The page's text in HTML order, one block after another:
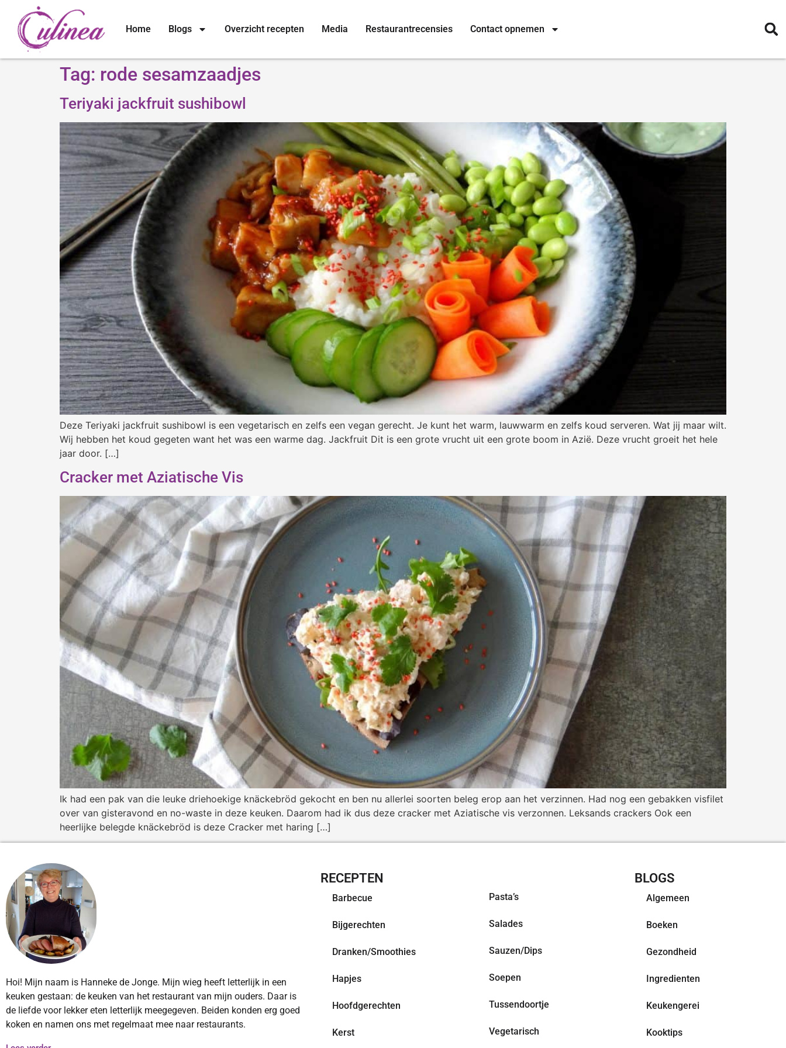
Home Blogs Overzicht recepten Media Restaurantrecensies Contact opnemen
Tag: rode sesamzaadjes
Teriyaki jackfruit sushibowl
Deze Teriyaki jackfruit sushibowl is een vegetarisch en zelfs een vegan gerecht. Je kunt het warm, lauwwarm en zelfs koud serveren. Wat jij maar wilt.
Wij hebben het koud gegeten want het was een warme dag. Jackfruit Dit is een grote vrucht uit een grote boom in Azië. Deze vrucht groeit het hele
jaar door. […]
Cracker met Aziatische Vis
Ik had een pak van die leuke driehoekige knäckebröd gekocht en ben nu allerlei soorten beleg erop aan het verzinnen. Had nog een gebakken visfilet
over van gisteravond en no-waste in deze keuken. Daarom had ik dus deze cracker met Aziatische vis verzonnen. Leksands crackers Ook een
heerlijke belegde knäckebröd is deze Cracker met haring […]
Hoi! Mijn naam is Hanneke de Jonge. Mijn wieg heeft letterlijk in een
keuken gestaan: de keuken van het restaurant van mijn ouders. Daar is
de liefde voor lekker eten letterlijk meegegeven. Beiden konden erg goed
koken en namen ons met regelmaat mee naar restaurants.
RECEPTEN
Barbecue
Bijgerechten
Dranken/Smoothies
Hapjes
Hoofdgerechten
Kerst
Pasta’s
Salades
Sauzen/Dips
Soepen
Tussendoortje
Vegetarisch
BLOGS
Algemeen
Boeken
Gezondheid
Ingredienten
Keukengerei
Kooktips